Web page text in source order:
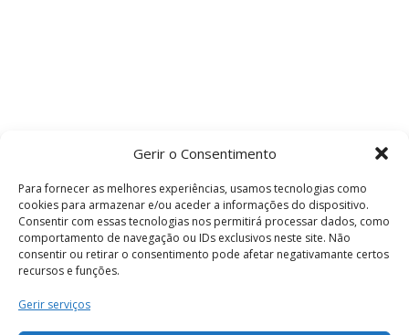
Gerir o Consentimento
Para fornecer as melhores experiências, usamos tecnologias como
cookies para armazenar e/ou aceder a informações do dispositivo.
Consentir com essas tecnologias nos permitirá processar dados, como
comportamento de navegação ou IDs exclusivos neste site. Não
consentir ou retirar o consentimento pode afetar negativamante certos
recursos e funções.
Gerir serviços
Termos e Condições